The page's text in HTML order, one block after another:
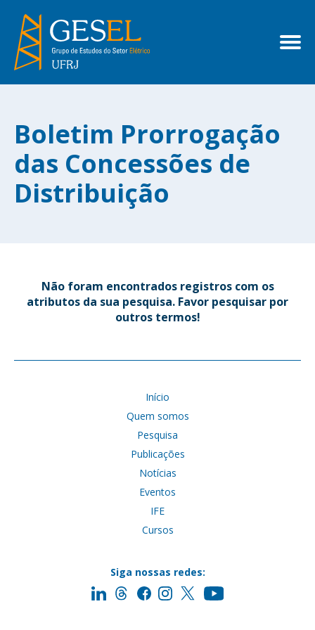
Boletim Prorrogação
das Concessões de
Distribuição
Não foram encontrados registros com os
atributos da sua pesquisa. Favor pesquisar por
outros termos!
Início
Quem somos
Pesquisa
Publicações
Notícias
Eventos
IFE
Cursos
Siga nossas redes: